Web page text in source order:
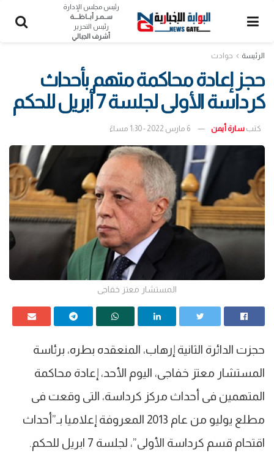
رئيس مجلس الإدارة
ســمـر أبــاظــــة
رئيس التحرير
أشرف الجبالي
الرئيسة حوادث
حجز إعادة محاكمة متهم بأحداث
كرداسة الأولى لجلسة 7 أبريل للحكم
كتب سارة أيمن 6 مارس 2022 - 1:30 مساءً
المستشار معتز خفاجى
حجزت الدائرة الثانية إرهاب، المنعقده بطره، برئاسة
المستشار معتز خفاجى، اليوم الأحد، إعادة محاكمة
المتهمين فى أحداث مركز كرداسة، التى وقعت فى
مطلع يوليو من عام 2013 المعروفة إعلاميا بـ”أحداث
اقتحام قسم كرداسة الأولى”، لجلسة 7 ابريل للحكم.